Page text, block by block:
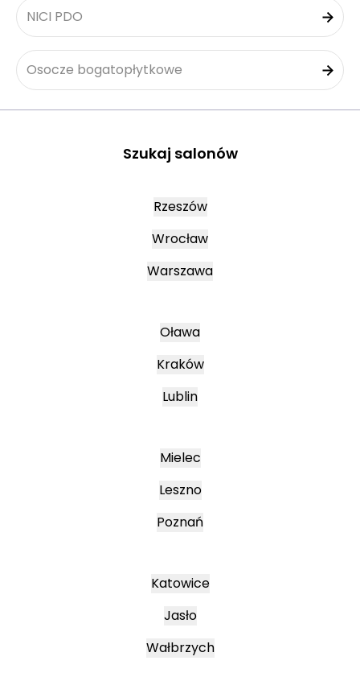
NICI PDO
Osocze bogatopłytkowe
Szukaj salonów
Rzeszów
Wrocław
Warszawa
Oława
Kraków
Lublin
Mielec
Leszno
Poznań
Katowice
Jasło
Wałbrzych